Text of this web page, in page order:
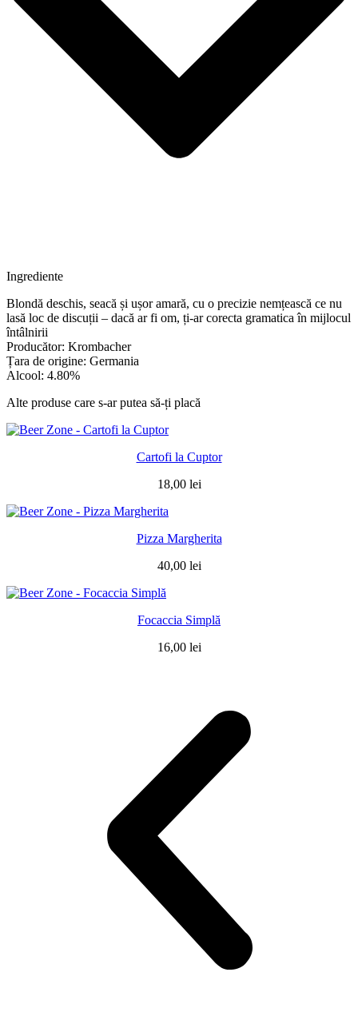
Ingrediente
Blondă deschis, seacă și ușor amară, cu o precizie nemțească ce nu
lasă loc de discuții – dacă ar fi om, ți-ar corecta gramatica în mijlocul
întâlnirii
Producător: Krombacher
Țara de origine: Germania
Alcool: 4.80%
Alte produse care s-ar putea să-ți placă
Cartofi la Cuptor
18,00 lei
Pizza Margherita
40,00 lei
Focaccia Simplă
16,00 lei